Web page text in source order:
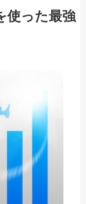
使った最強